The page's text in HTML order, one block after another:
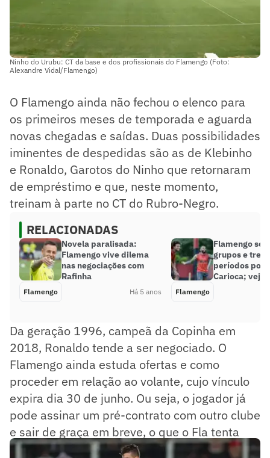
Ninho do Urubu: CT da base e dos profissionais do Flamengo (Foto:
Alexandre Vidal/Flamengo)
O Flamengo ainda não fechou o elenco para
os primeiros meses de temporada e aguarda
novas chegadas e saídas. Duas possibilidades
iminentes de despedidas são as de Klebinho
e Ronaldo, Garotos do Ninho que retornaram
de empréstimo e que, neste momento,
treinam à parte no CT do Rubro-Negro.
RELACIONADAS
Novela paralisada:
Flamengo vive dilema
nas negociações com
Rafinha
Flamengo Há 5 anos
Flamengo se
grupos e
períodos por
Carioca; veja
Flamengo
Da geração 1996, campeã da Copinha em
2018, Ronaldo tende a ser negociado. O
Flamengo ainda estuda ofertas e como
proceder em relação ao volante, cujo vínculo
expira dia 30 de junho. Ou seja, o jogador já
pode assinar um pré-contrato com outro clube
e sair de graça em breve, o que o Fla tenta
evitar.